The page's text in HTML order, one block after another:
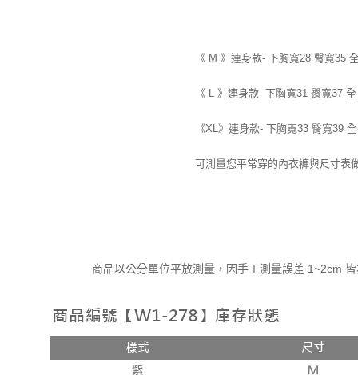
《 M 》連身款- 下胸寬28 臀寬35
《 L 》連身款- 下胸寬31 臀寬37
《XL》連身款- 下胸寬33 臀寬39
可測量您平常穿的內衣褲與尺寸表
商品以公分單位平放測量，因手工測量誤差 1~2cm 皆